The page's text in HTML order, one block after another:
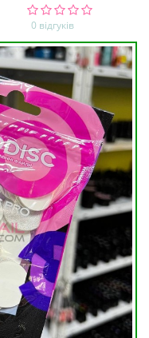
0 відгуків